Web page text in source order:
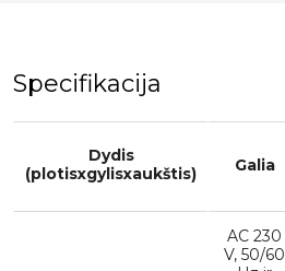
Specifikacija
Dydis
(plotisxgylisxaukštis)
Galia
AC 230
V, 50/60